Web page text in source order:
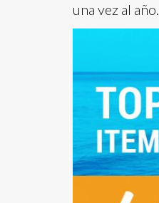
una vez al año.